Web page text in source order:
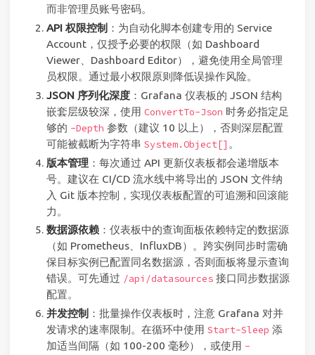
而非管理员账号密码。
API 权限控制 ：为自动化脚本创建专用的 Service
Account，仅授予必要的权限（如 Dashboard
Viewer、Dashboard Editor），避免使用全局管理
员权限。通过最小权限原则降低误操作风险。
JSON 序列化深度：Grafana 仪表板的 JSON 结构
嵌套层级较深，使用 ConvertTo-Json 时务必指定足
够的 -Depth 参数（建议 10 以上），否则深层配置
可能被截断为字符串 System.Object[] 。
版本管理：每次通过 API 更新仪表板都会递增版本
号。建议在 CI/CD 流水线中将导出的 JSON 文件纳
入 Git 版本控制，实现仪表板配置的可追溯和回滚能
力。
数据源依赖：仪表板中的查询面板依赖特定的数据源
（如 Prometheus、InfluxDB）。跨实例同步时需确
保目标实例已配置同名数据源，否则面板将显示查询
错误。可先通过 /api/datasources接口同步数据源
配置。
并发控制 ：批量操作仪表板时，注意 Grafana 对并
发请求的速率限制。在循环中使用 Start-Sleep 添
加适当间隔（如 100-200 毫秒），或使用 -